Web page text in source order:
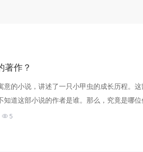
著作？
意的小说，讲述了一只小甲虫的成长历程。
道这部小说的作者是谁。那么，究竟是哪位
5